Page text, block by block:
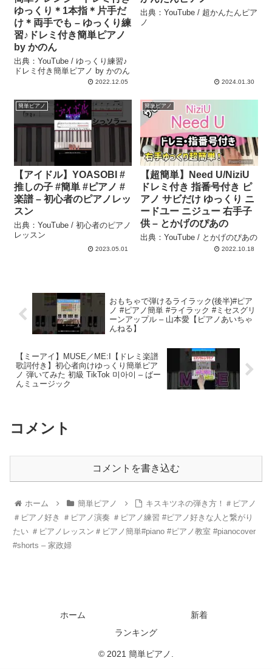
ゆっくり＊1本指＊片手だ
け＊両手でも – ゆっくり練
習♪ドレミ付き簡単ピアノ
by かのん
出典：YouTube / ゆっくり練習♪
ドレミ付き簡単ピアノ by かのん
2022.12.05
出典：YouTube / 超かんたんピア
ノ
2024.01.30
簡単ピアノ
【アイドル】YOASOBI #
推しの子 #簡単 #ピアノ #
楽譜 – 初心者のピアノレッ
スン
出典：YouTube / 初心者のピアノ
レッスン
2023.05.01
簡単ピアノ
【超簡単】Need U/NiziU
ドレミ付き 指番号付き ピ
アノ サビだけ ゆっくり ニ
ードユー ニジュー 右手子
供 – とかげのぴあの
出典：YouTube / とかげのぴあの
2022.10.18
おもちゃで弾けるライラック(後半)#ピア
ノ #ピアノ簡単 #ライラック #ミセスグリ
ーンアップル – 山本愛【ピアノあいちゃ
んねる】
【ミーアイ】MUSE／ME:I【ドレミ楽譜
歌詞付き】初心者向けゆっくり簡単ピア
ノ 弾いてみた 初級 TikTok 미아이 – ばー
んミュージック
コメント
コメントを書き込む
ホーム 簡単ピアノ
キスキツネの弾き方！＃ピアノ
＃ピアノ好き ＃ピアノ演奏 ＃ピアノ練習 #ピアノ好きな人と繋がり
たい ＃ピアノレッスン＃ビアノ簡単#piano #ピアノ教室 #pianocover
#shorts – 家政婦
ホーム
新着
ランキング
© 2021 簡単ピアノ.